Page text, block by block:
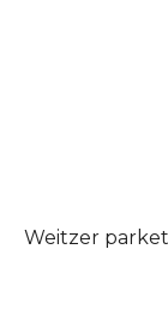
Weitzer parket